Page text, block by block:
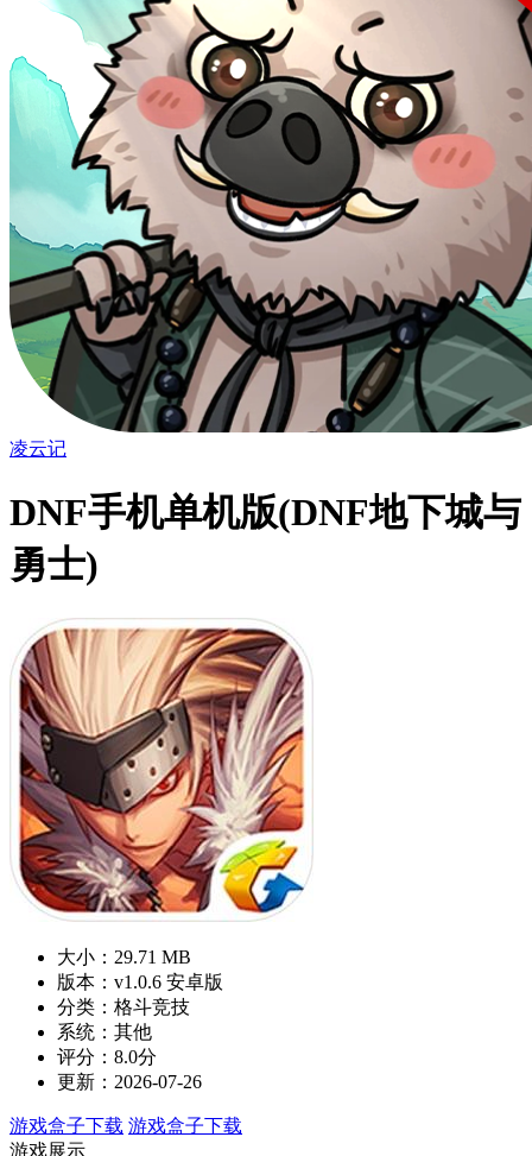
凌云记
DNF手机单机版(DNF地下城与
勇士)
大小：29.71 MB
版本：v1.0.6 安卓版
分类：格斗竞技
系统：其他
评分：8.0分
更新：2026-07-26
游戏盒子下载 游戏盒子下载
游戏展示